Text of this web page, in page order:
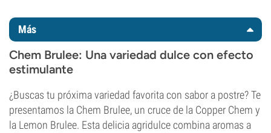
Más
Chem Brulee: Una variedad dulce con efecto
estimulante
¿Buscas tu próxima variedad favorita con sabor a postre? Te
presentamos la Chem Brulee, un cruce de la Copper Chem y
la Lemon Brulee. Esta delicia agridulce combina aromas a